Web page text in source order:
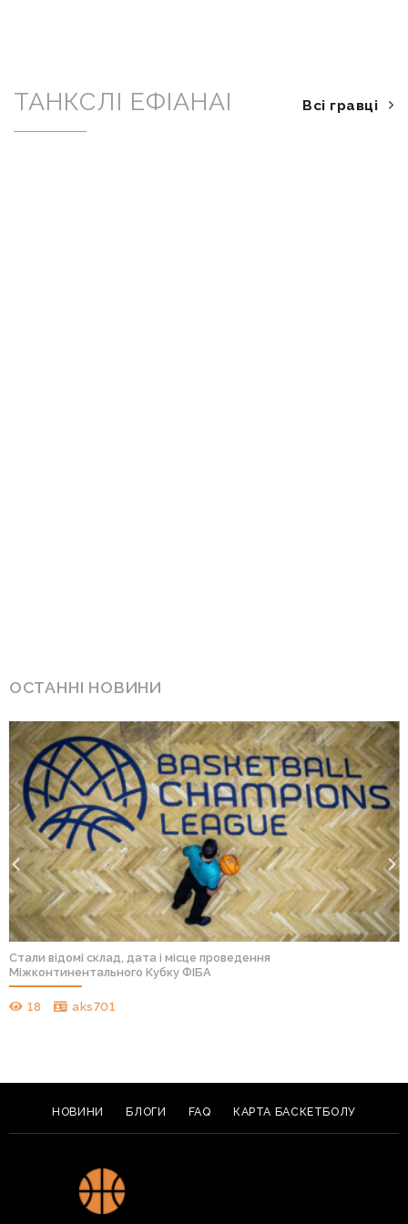
ТАНКСЛІ ЕФІАНАІ Всі гравці
ОСТАННІ НОВИНИ
Стали відомі склад, дата і місце проведення
Міжконтинентального Кубку ФІБА
18 aks701
НОВИНИ БЛОГИ FAQ КАРТА БАСКЕТБОЛУ